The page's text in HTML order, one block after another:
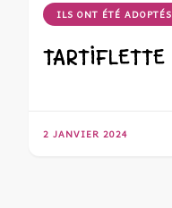
ILS ONT ÉTÉ ADOPTÉS
TARTIFLETTE
2 JANVIER 2024